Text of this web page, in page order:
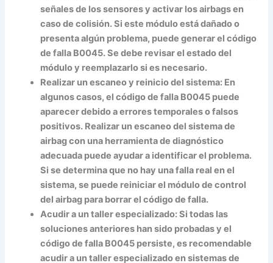
señales de los sensores y activar los airbags en
caso de colisión. Si este módulo está dañado o
presenta algún problema, puede generar el código
de falla B0045. Se debe revisar el estado del
módulo y reemplazarlo si es necesario.
Realizar un escaneo y reinicio del sistema: En
algunos casos, el código de falla B0045 puede
aparecer debido a errores temporales o falsos
positivos. Realizar un escaneo del sistema de
airbag con una herramienta de diagnóstico
adecuada puede ayudar a identificar el problema.
Si se determina que no hay una falla real en el
sistema, se puede reiniciar el módulo de control
del airbag para borrar el código de falla.
Acudir a un taller especializado:Si todas las
soluciones anteriores han sido probadas y el
código de falla B0045 persiste, es recomendable
acudir a un taller especializado en sistemas de